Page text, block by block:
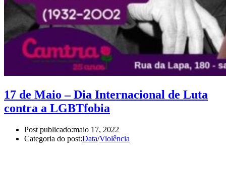
17 de Maio – Dia Internacional de Luta
contra a LGBTfobia
Post publicado:maio 17, 2022
Categoria do post:Data/Violência